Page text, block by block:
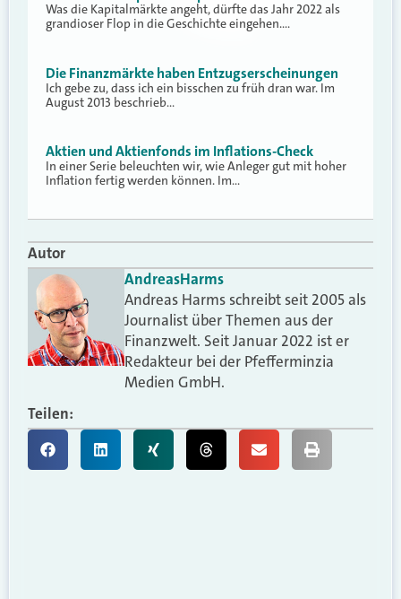
Was die Kapitalmärkte angeht, dürfte das Jahr 2022 als
grandioser Flop in die Geschichte eingehen.…
Die Finanzmärkte haben Entzugserscheinungen
Ich gebe zu, dass ich ein bisschen zu früh dran war. Im
August 2013 beschrieb…
Aktien und Aktienfonds im Inflations-Check
In einer Serie beleuchten wir, wie Anleger gut mit hoher
Inflation fertig werden können. Im…
Autor
AndreasHarms
Andreas Harms schreibt seit 2005 als
Journalist über Themen aus der
Finanzwelt. Seit Januar 2022 ist er
Redakteur bei der Pfefferminzia
Medien GmbH.
Teilen: